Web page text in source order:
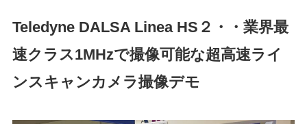
Teledyne DALSA Linea HS２・・業界最
速クラス1MHzで撮像可能な超高速ライ
ンスキャンカメラ撮像デモ